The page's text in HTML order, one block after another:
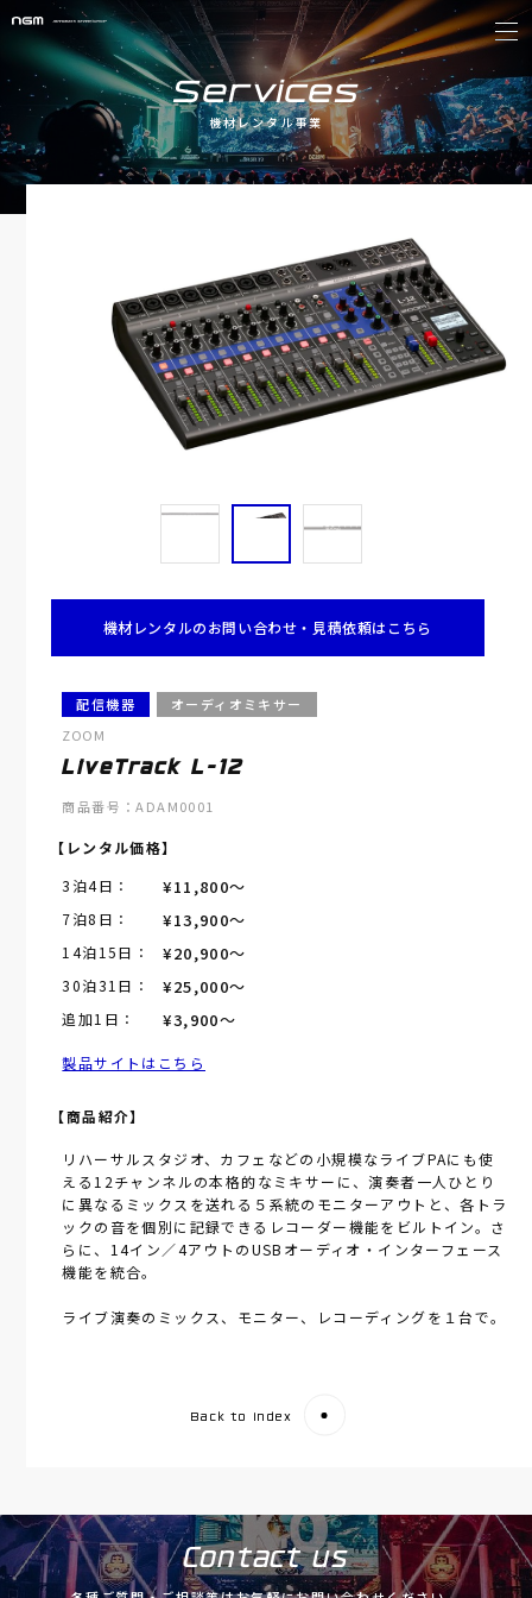
Services
機材レンタル事業
機材レンタルのお問い合わせ・見積依頼はこちら
配信機器
オーディオミキサー
ZOOM
LiveTrack L-12
商品番号：ADAM0001
【レンタル価格】
3泊4日：
¥11,800～
7泊8日： ¥13,900～
14泊15日： ¥20,900～
30泊31日： ¥25,000～
追加1日： ¥3,900～
製品サイトはこちら
【商品紹介】
リハーサルスタジオ、カフェなどの小規模なライブPAにも使
える12チャンネルの本格的なミキサーに、演奏者一人ひとり
に異なるミックスを送れる５系統のモニターアウトと、各トラ
ックの音を個別に記録できるレコーダー機能をビルトイン。さ
らに、14イン／4アウトのUSBオーディオ・インターフェース
機能を統合。
ライブ演奏のミックス、モニター、レコーディングを１台で。
Back to index
Contact us